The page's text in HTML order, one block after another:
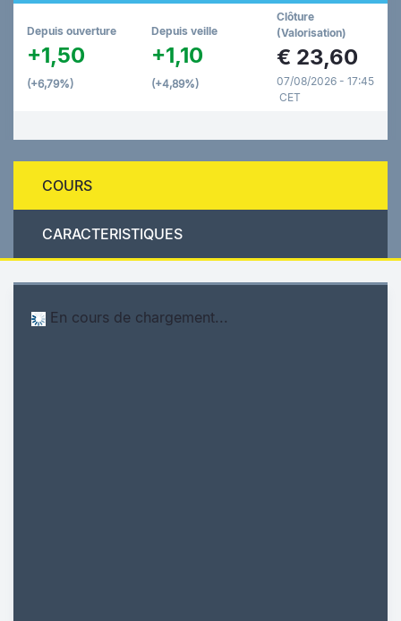
Depuis ouverture
+1,50
(+6,79%)
Depuis veille
+1,10
(+4,89%)
Clôture
(Valorisation)
€ 23,60
07/08/2026 - 17:45
CET
COURS
CARACTERISTIQUES
En cours de chargement...